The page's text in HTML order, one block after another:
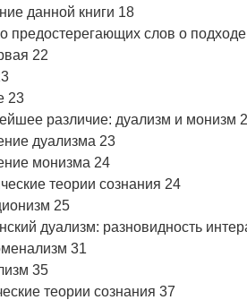
данной книги 18
предостерегающих слов о
22
23
различие: дуализм и монизм
дуализма 23
монизма 24
теории сознания 24
25
дуализм: разновидность
31
35
теории сознания 37